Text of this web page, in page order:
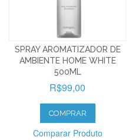
SPRAY AROMATIZADOR DE
AMBIENTE HOME WHITE
500ML
R$99,00
COMPRAR
Comparar Produto